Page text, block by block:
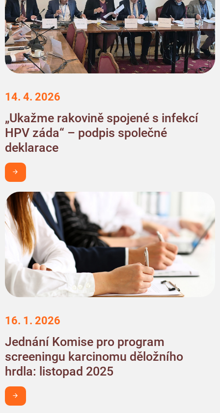
14. 4. 2026
„Ukažme rakovině spojené s infekcí
HPV záda“ – podpis společné
deklarace
16. 1. 2026
Jednání Komise pro program
screeningu karcinomu děložního
hrdla: listopad 2025